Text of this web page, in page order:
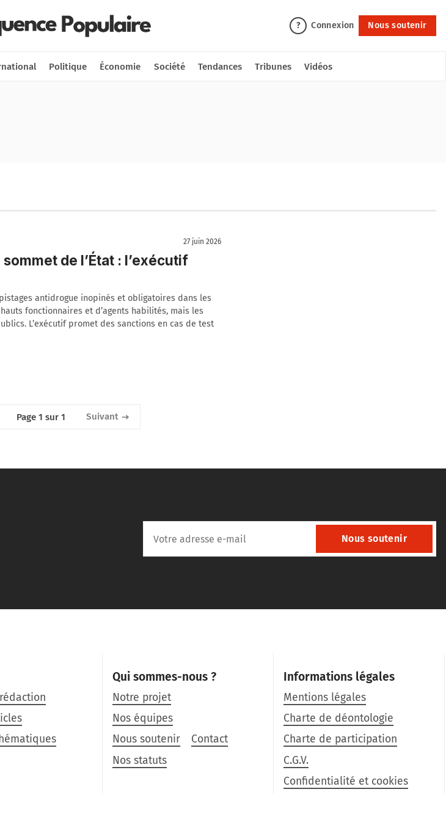
? Connexion Nous soutenir
Politique Économie Société Tendances Tribunes Vidéos
Nous soutenir
27 juin 2026
de l’État : l’exécutif
antidrogue inopinés et obligatoires dans les
fonctionnaires et d’agents habilités, mais les
L’exécutif promet des sanctions en cas de test
Page 1 sur 1 Suivant
Nous soutenir
Qui sommes-nous ?
Notre projet
Nos équipes
Nous soutenir
Contact
Nos statuts
Informations légales
Mentions légales
Charte de déontologie
Charte de participation
C.G.V.
Confidentialité et cookies